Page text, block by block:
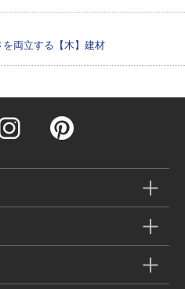
両立する【木】建材